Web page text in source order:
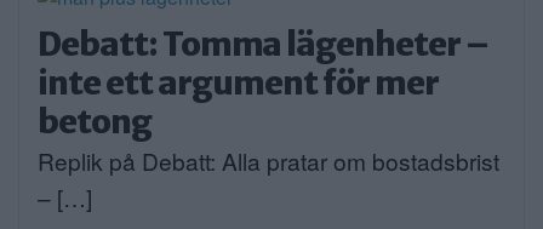
Debatt: Tomma lägenheter –
inte ett argument för mer
betong
Replik på Debatt: Alla pratar om bostadsbrist
– […]